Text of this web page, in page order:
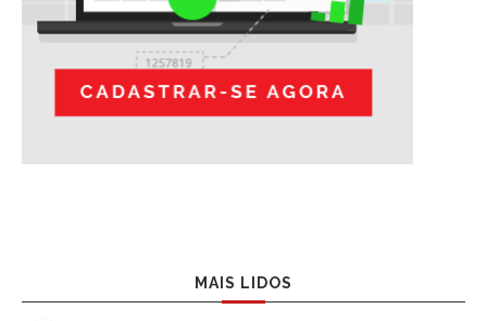
MAIS LIDOS